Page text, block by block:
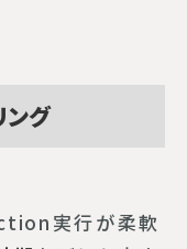
グ
実行が柔軟